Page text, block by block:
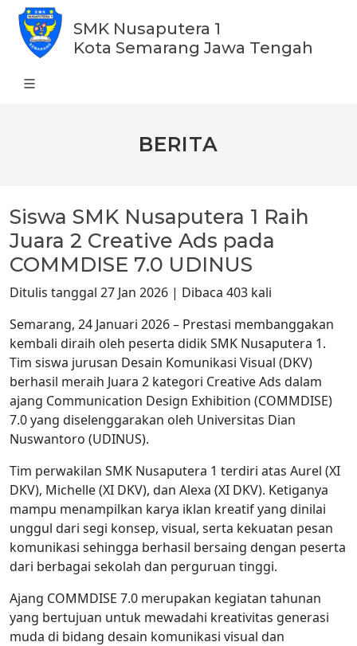
SMK Nusaputera 1
Kota Semarang Jawa Tengah
BERITA
Siswa SMK Nusaputera 1 Raih
Juara 2 Creative Ads pada
COMMDISE 7.0 UDINUS
Ditulis tanggal 27 Jan 2026 | Dibaca 403 kali
Semarang, 24 Januari 2026 – Prestasi membanggakan
kembali diraih oleh peserta didik SMK Nusaputera 1.
Tim siswa jurusan Desain Komunikasi Visual (DKV)
berhasil meraih Juara 2 kategori Creative Ads dalam
ajang Communication Design Exhibition (COMMDISE)
7.0 yang diselenggarakan oleh Universitas Dian
Nuswantoro (UDINUS).
Tim perwakilan SMK Nusaputera 1 terdiri atas Aurel (XI
DKV), Michelle (XI DKV), dan Alexa (XI DKV). Ketiganya
mampu menampilkan karya iklan kreatif yang dinilai
unggul dari segi konsep, visual, serta kekuatan pesan
komunikasi sehingga berhasil bersaing dengan peserta
dari berbagai sekolah dan perguruan tinggi.
Ajang COMMDISE 7.0 merupakan kegiatan tahunan
yang bertujuan untuk mewadahi kreativitas generasi
muda di bidang desain komunikasi visual dan